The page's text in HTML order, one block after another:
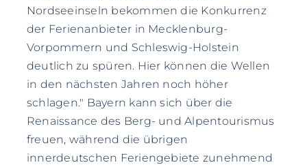
Nordseeinseln bekommen die Konkurrenz
der Ferienanbieter in Mecklenburg-
Vorpommern und Schleswig-Holstein
deutlich zu spüren. Hier können die Wellen
in den nächsten Jahren noch höher
schlagen." Bayern kann sich über die
Renaissance des Berg- und Alpentourismus
freuen, während die übrigen
innerdeutschen Feriengebiete zunehmend